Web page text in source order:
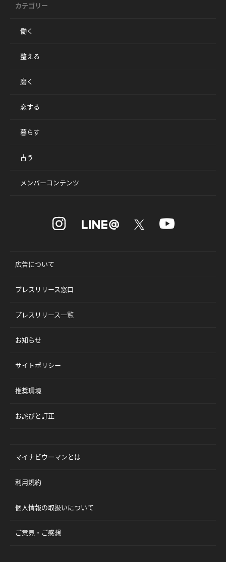
カテゴリー
働く
整える
磨く
恋する
暮らす
占う
メンバーコンテンツ
広告について
プレスリリース窓口
プレスリリース一覧
お知らせ
サイトポリシー
推奨環境
お詫びと訂正
マイナビウーマンとは
利用規約
個人情報の取扱いについて
ご意見・ご感想